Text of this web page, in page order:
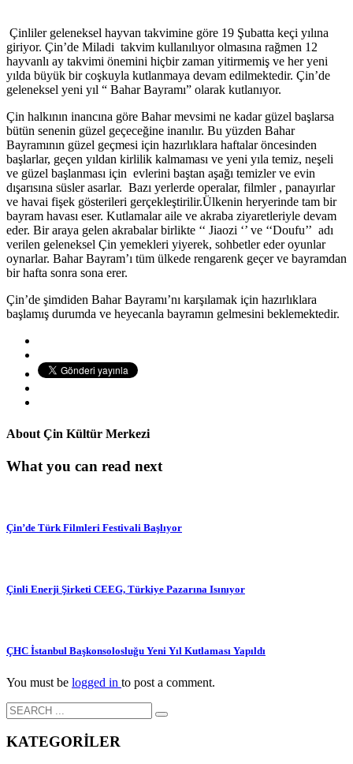
Çinliler geleneksel hayvan takvimine göre 19 Şubatta keçi yılına
giriyor. Çin’de Miladi takvim kullanılıyor olmasına rağmen 12
hayvanlı ay takvimi önemini hiçbir zaman yitirmemiş ve her yeni
yılda büyük bir coşkuyla kutlanmaya devam edilmektedir. Çin’de
geleneksel yeni yıl “ Bahar Bayramı” olarak kutlanıyor.
Çin halkının inancına göre Bahar mevsimi ne kadar güzel başlarsa
bütün senenin güzel geçeceğine inanılır. Bu yüzden Bahar
Bayramının güzel geçmesi için hazırlıklara haftalar öncesinden
başlarlar, geçen yıldan kirlilik kalmaması ve yeni yıla temiz, neşeli
ve güzel başlanması için evlerini baştan aşağı temizler ve evin
dışarısına süsler asarlar. Bazı yerlerde operalar, filmler , panayırlar
ve havai fişek gösterileri gerçekleştirilir.Ülkenin heryerinde tam bir
bayram havası eser. Kutlamalar aile ve akraba ziyaretleriyle devam
eder. Bir araya gelen akrabalar birlikte ‘‘ Jiaozi ‘’ ve ‘‘Doufu’’ adı
verilen geleneksel Çin yemekleri yiyerek, sohbetler eder oyunlar
oynarlar. Bahar Bayram’ı tüm ülkede rengarenk geçer ve bayramdan
bir hafta sonra sona erer.
Çin’de şimdiden Bahar Bayramı’nı karşılamak için hazırlıklara
başlamış durumda ve heyecanla bayramın gelmesini beklemektedir.
About Çin Kültür Merkezi
What you can read next
Çin’de Türk Filmleri Festivali Başlıyor
Çinli Enerji Şirketi CEEG, Türkiye Pazarına Isınıyor
ÇHC İstanbul Başkonsolosluğu Yeni Yıl Kutlaması Yapıldı
You must be logged in to post a comment.
KATEGORİLER